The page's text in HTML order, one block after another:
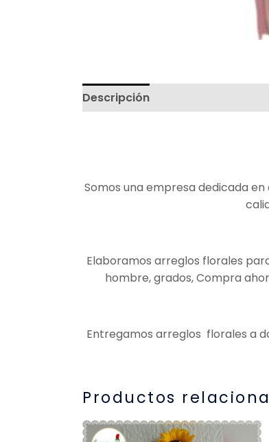
Descripción
Somos una empresa dedicada
Elaboramos arreglos florales
hombre, grados, Compra
Entregamos arreglos florales a
Productos